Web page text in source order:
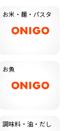
お米・麺・パスタ
お魚
調味料・油・だし